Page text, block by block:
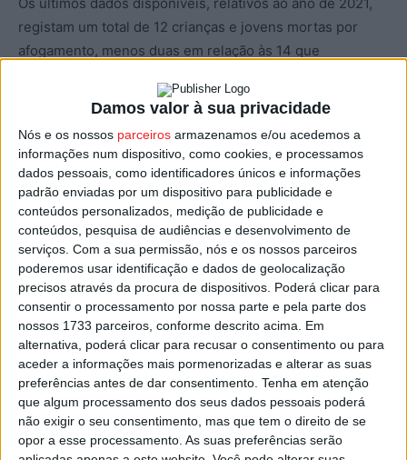
Damos valor à sua privacidade
Nós e os nossos parceiros armazenamos e/ou acedemos a
informações num dispositivo, como cookies, e processamos
dados pessoais, como identificadores únicos e informações
padrão enviadas por um dispositivo para publicidade e
conteúdos personalizados, medição de publicidade e
conteúdos, pesquisa de audiências e desenvolvimento de
serviços. Com a sua permissão, nós e os nossos parceiros
poderemos usar identificação e dados de geolocalização
precisos através da procura de dispositivos. Poderá clicar para
consentir o processamento por nossa parte e pela parte dos
nossos 1733 parceiros, conforme descrito acima. Em
alternativa, poderá clicar para recusar o consentimento ou para
aceder a informações mais pormenorizadas e alterar as suas
preferências antes de dar consentimento. Tenha em atenção
que algum processamento dos seus dados pessoais poderá
não exigir o seu consentimento, mas que tem o direito de se
opor a esse processamento. As suas preferências serão
registam um total de 12 crianças e jovens mortas por
afogamento, menos duas em relação às 14 que
mortes de crianças e jovens. Em 2020 tinham sido
contabilizadas 14 mortes.
Segundo a APSI, em Portugal, os afogamentos são a
segunda causa de morte acidental em crianças e jovens.
Nesta campanha conjunta, pelo segundo ano
consecutivo, a APSI e a GNR pretendem sensibilizar as
famílias para a importância dos cuidados de segurança a
respeitar junto da água, sejam praias, rios, barragens,
piscinas ou tanques.
Aprender a nadar é considerado fundamental na
prevenção a estes acidentes, mas para crianças que
ainda nãos abem nadar bem, é aconselhado o uso de